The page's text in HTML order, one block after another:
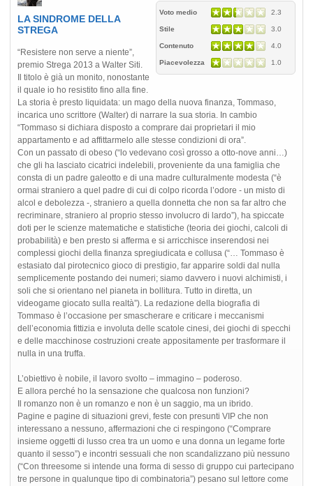
Voto medio 2.3
Stile 3.0
Contenuto 4.0
Piacevolezza 1.0
LA SINDROME DELLA
STREGA
“Resistere non serve a niente”,
premio Strega 2013 a Walter Siti.
Il titolo è già un monito, nonostante
il quale io ho resistito fino alla fine.
La storia è presto liquidata: un mago della nuova finanza, Tommaso,
incarica uno scrittore (Walter) di narrare la sua storia. In cambio
“Tommaso si dichiara disposto a comprare dai proprietari il mio
appartamento e ad affittarmelo alle stesse condizioni di ora”.
Con un passato di obeso (“lo vedevano così grosso a otto-nove anni…)
che gli ha lasciato cicatrici indelebili, proveniente da una famiglia che
consta di un padre galeotto e di una madre culturalmente modesta (“è
ormai straniero a quel padre di cui di colpo ricorda l’odore - un misto di
alcol e debolezza -, straniero a quella donnetta che non sa far altro che
recriminare, straniero al proprio stesso involucro di lardo”), ha spiccate
doti per le scienze matematiche e statistiche (teoria dei giochi, calcoli di
probabilità) e ben presto si afferma e si arricchisce inserendosi nei
complessi giochi della finanza spregiudicata e collusa (“… Tommaso è
estasiato dal pirotecnico gioco di prestigio, far apparire soldi dal nulla
semplicemente postando dei numeri; siamo davvero i nuovi alchimisti, i
soli che si orientano nel pianeta in bollitura. Tutto in diretta, un
videogame giocato sulla realtà”). La redazione della biografia di
Tommaso è l’occasione per smascherare e criticare i meccanismi
dell’economia fittizia e involuta delle scatole cinesi, dei giochi di specchi
e delle macchinose costruzioni create appositamente per trasformare il
nulla in una truffa.
L’obiettivo è nobile, il lavoro svolto – immagino – poderoso.
E allora perché ho la sensazione che qualcosa non funzioni?
Il romanzo non è un romanzo e non è un saggio, ma un ibrido.
Pagine e pagine di situazioni grevi, feste con presunti VIP che non
interessano a nessuno, affermazioni che ci respingono (“Comprare
insieme oggetti di lusso crea tra un uomo e una donna un legame forte
quanto il sesso”) e incontri sessuali che non scandalizzano più nessuno
(“Con threesome si intende una forma di sesso di gruppo cui partecipano
tre persone in qualunque tipo di combinatoria”) pesano sul lettore come